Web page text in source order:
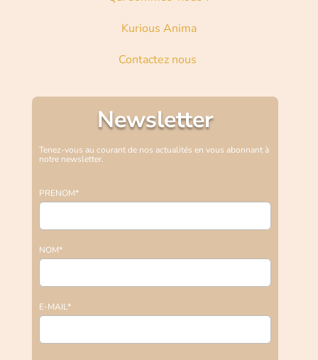
Kurious Anima
Contactez nous
Newsletter
Tenez-vous au courant de nos actualités en vous abonnant à
notre newsletter.
PRENOM*
NOM*
E-MAIL*